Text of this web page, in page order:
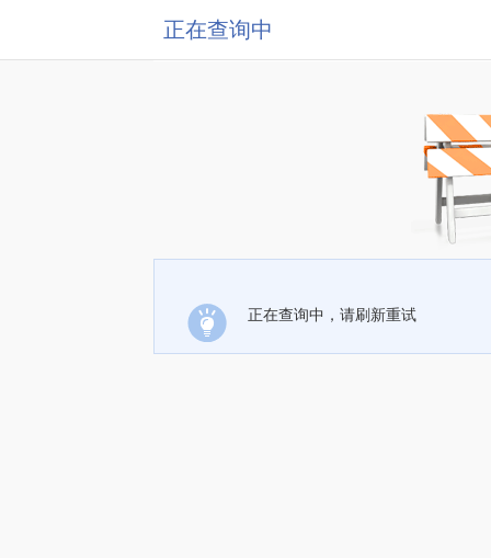
正在查询中
正在查询中，请刷新重试